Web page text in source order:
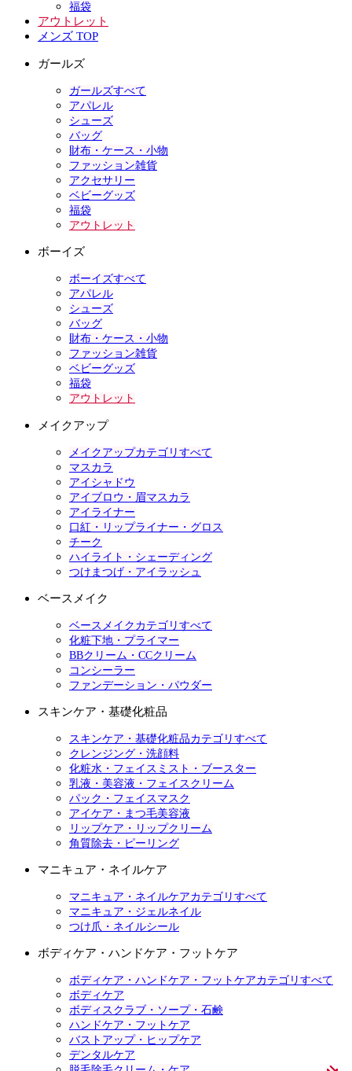
福袋
アウトレット
メンズ TOP
ガールズ
ガールズすべて
アパレル
シューズ
バッグ
財布・ケース・小物
ファッション雑貨
アクセサリー
ベビーグッズ
福袋
アウトレット
ボーイズ
ボーイズすべて
アパレル
シューズ
バッグ
財布・ケース・小物
ファッション雑貨
ベビーグッズ
福袋
アウトレット
メイクアップ
メイクアップカテゴリすべて
マスカラ
アイシャドウ
アイブロウ・眉マスカラ
アイライナー
口紅・リップライナー・グロス
チーク
ハイライト・シェーディング
つけまつげ・アイラッシュ
ベースメイク
ベースメイクカテゴリすべて
化粧下地・プライマー
BBクリーム・CCクリーム
コンシーラー
ファンデーション・パウダー
スキンケア・基礎化粧品
スキンケア・基礎化粧品カテゴリすべて
クレンジング・洗顔料
化粧水・フェイスミスト・ブースター
乳液・美容液・フェイスクリーム
パック・フェイスマスク
アイケア・まつ毛美容液
リップケア・リップクリーム
角質除去・ピーリング
マニキュア・ネイルケア
マニキュア・ネイルケアカテゴリすべて
マニキュア・ジェルネイル
つけ爪・ネイルシール
ボディケア・ハンドケア・フットケア
ボディケア・ハンドケア・フットケアカテゴリすべて
ボディケア
ボディスクラブ・ソープ・石鹸
ハンドケア・フットケア
バストアップ・ヒップケア
デンタルケア